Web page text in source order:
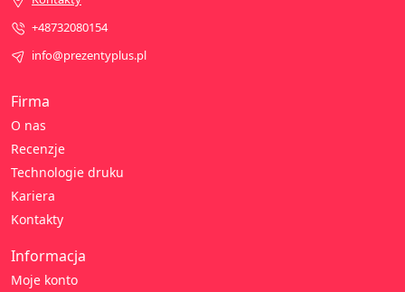
Firma
O nas
Recenzje
Technologie druku
Kariera
Kontakty
Informacja
Moje konto
+48732080154
info@prezentyplus.pl